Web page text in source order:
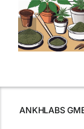
ANKHLABS